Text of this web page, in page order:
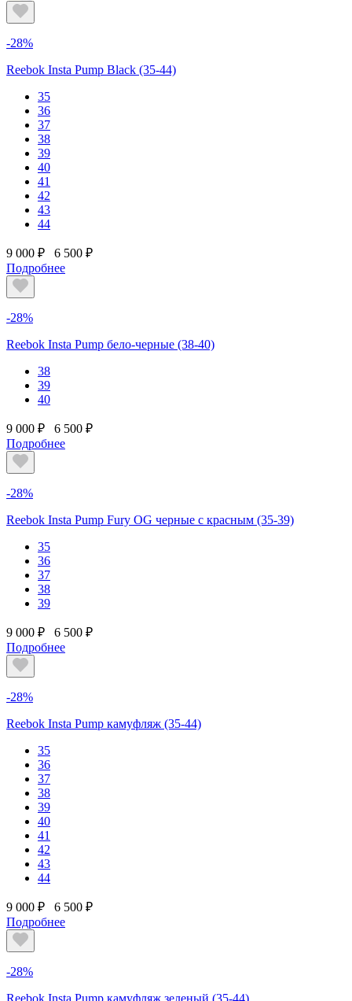
-28%
Reebok Insta Pump Black (35-44)
35
36
37
38
39
40
41
42
43
44
9 000 ₽
6 500 ₽
Подробнее
-28%
Reebok Insta Pump бело-черные (38-40)
38
39
40
9 000 ₽
6 500 ₽
Подробнее
-28%
Reebok Insta Pump Fury OG черные с красным (35-39)
35
36
37
38
39
9 000 ₽
6 500 ₽
Подробнее
-28%
Reebok Insta Pump камуфляж (35-44)
35
36
37
38
39
40
41
42
43
44
9 000 ₽
6 500 ₽
Подробнее
-28%
Reebok Insta Pump камуфляж зеленый (35-44)